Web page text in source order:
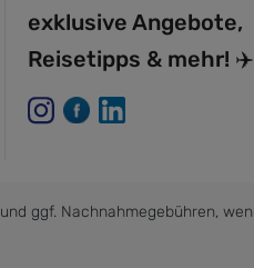
exklusive Angebote,
Reisetipps & mehr! ✈️
und ggf. Nachnahmegebühren,